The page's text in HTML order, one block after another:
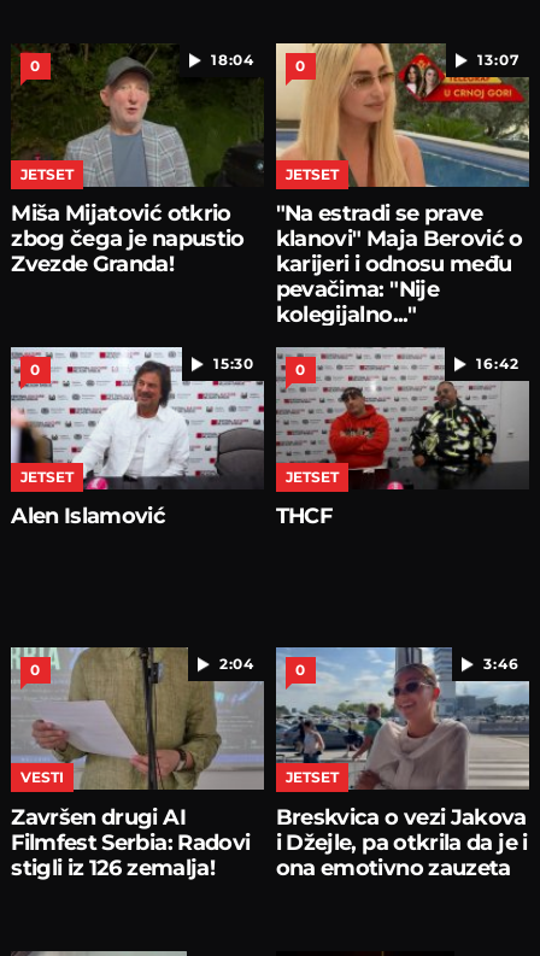
18:04
0
JETSET
Miša Mijatović otkrio
zbog čega je napustio
Zvezde Granda!
13:07
0
JETSET
"Na estradi se prave
klanovi" Maja Berović o
karijeri i odnosu među
pevačima: "Nije
kolegijalno..."
15:30
0
JETSET
Alen Islamović
16:42
0
JETSET
THCF
2:04
0
VESTI
Završen drugi AI
Filmfest Serbia: Radovi
stigli iz 126 zemalja!
3:46
0
JETSET
Breskvica o vezi Jakova
i Džejle, pa otkrila da je i
ona emotivno zauzeta